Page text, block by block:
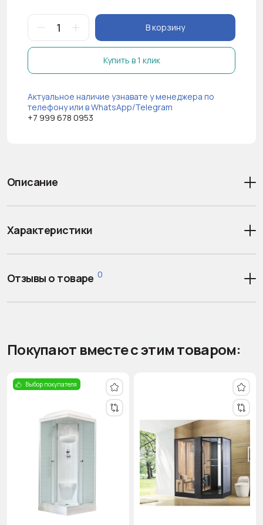
В корзину
Купить в 1 клик
Актуальное наличие узнавате у менеджера по
телефону или в WhatsApp/Telegram
+7 999 678 0953
Описание
Характеристики
Отзывы о товаре 0
Покупают вместе с этим товаром:
Выбор покупателя